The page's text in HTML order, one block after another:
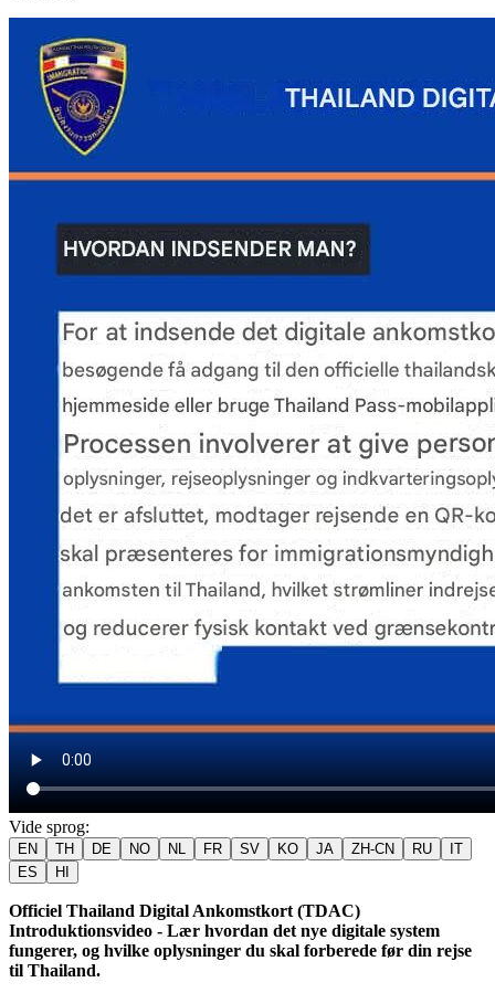
Vide sprog:
EN TH DE NO NL FR SV KO JA ZH-CN RU
IT
ES
HI
Officiel Thailand Digital Ankomstkort (TDAC)
Introduktionsvideo - Lær hvordan det nye digitale system
fungerer, og hvilke oplysninger du skal forberede før din rejse
til Thailand.